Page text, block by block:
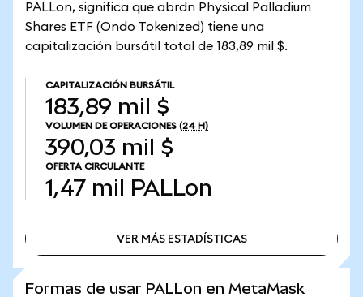
PALLon, significa que abrdn Physical Palladium
Shares ETF (Ondo Tokenized) tiene una
capitalización bursátil total de 183,89 mil $.
CAPITALIZACIÓN BURSÁTIL
183,89 mil $
VOLUMEN DE OPERACIONES (24 H)
390,03 mil $
OFERTA CIRCULANTE
1,47 mil PALLon
VER MÁS ESTADÍSTICAS
Formas de usar PALLon en MetaMask